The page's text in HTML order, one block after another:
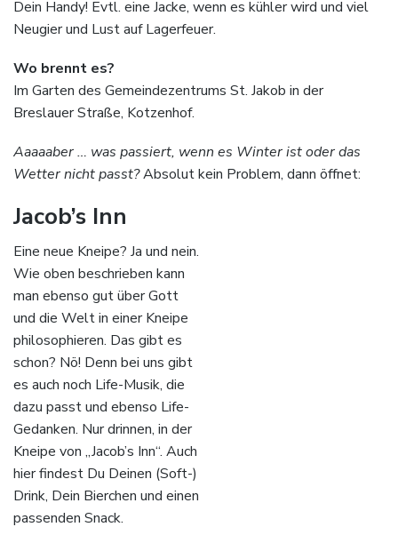
Dein Handy! Evtl. eine Jacke, wenn es kühler wird und viel
Neugier und Lust auf Lagerfeuer.
Wo brennt es?
Im Garten des Gemeindezentrums St. Jakob in der
Breslauer Straße, Kotzenhof.
Aaaaaber … was passiert, wenn es Winter ist oder das
Wetter nicht passt?Absolut kein Problem, dann öffnet:
Jacob’s Inn
Eine neue Kneipe? Ja und nein.
Wie oben beschrieben kann
man ebenso gut über Gott
und die Welt in einer Kneipe
philosophieren. Das gibt es
schon? Nö! Denn bei uns gibt
es auch noch Life-Musik, die
dazu passt und ebenso Life-
Gedanken. Nur drinnen, in der
Kneipe von „Jacob’s Inn“. Auch
hier findest Du Deinen (Soft-)
Drink, Dein Bierchen und einen
passenden Snack.